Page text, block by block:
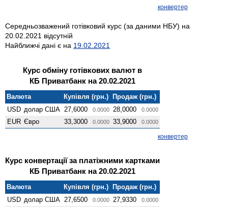
конвертер
Середньозважений готівковий курс (за даними НБУ) на
20.02.2021 відсутній
Найближчі дані є на 19.02.2021
Курс обміну готівкових валют в
КБ Приватбанк на 20.02.2021
Валюта Купівля (грн.) Продаж (грн.)
USD долар США 27,6000 0.0000 28,0000 0.0000
EUR Євро 33,3000 0.0000 33,9000 0.0000
конвертер
Курс конвертації за платіжними картками
КБ Приватбанк на 20.02.2021
Валюта Купівля (грн.) Продаж (грн.)
USD долар США 27,6500 0.0000 27,9330 0.0000